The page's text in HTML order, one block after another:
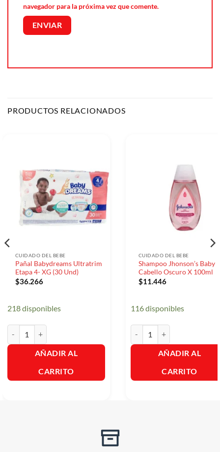
navegador para la próxima vez que comente.
PRODUCTOS RELACIONADOS
CUIDADO DEL BEBE
Pañal Babydreams Ultratrim
Etapa 4- XG (30 Und)
$36.266
218 disponibles
AÑADIR AL
CARRITO
CUIDADO DEL BEBE
Shampoo Jhonson’s Baby
Cabello Oscuro X 100ml
$11.446
116 disponibles
AÑADIR AL
CARRITO